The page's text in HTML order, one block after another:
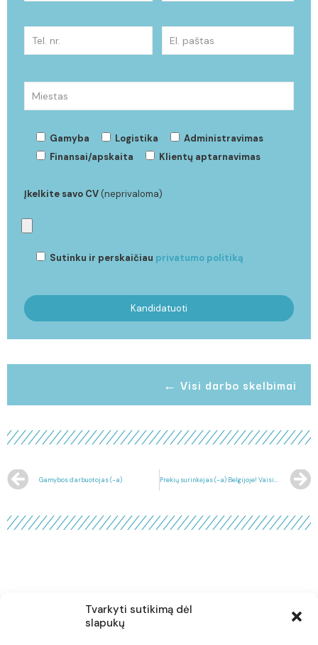
Tvarkyti sutikimą dėl
slapukų
Gamyba Logistika
Administravimas
Finansai/apskaita
Klientų aptarnavimas
Įkelkite savo CV(neprivaloma)
Sutinku ir perskaičiau privatumo politiką
← Visi darbo skelbimai
Gamybos darbuotojas (-a) Prekių surinkėjas (-a) Belgijoje! Vaisių ir daržovių sandėlyje!
Jeigu turi klausimų, susidūrei su netikėtomis situacijomis
darbo metu - kreipkis į mus ir mes tau padėsime!